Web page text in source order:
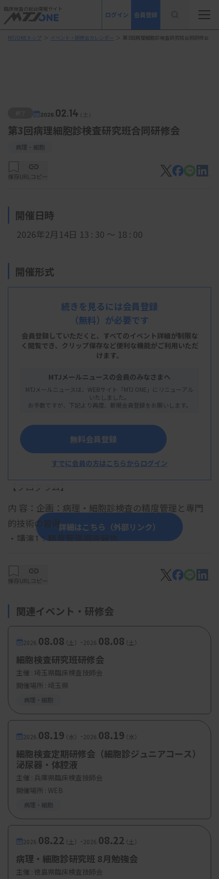
臨床検査の総合情報サイト
ログイン 会員登録
MTJONEトップ ＞ イベント・研修会カレンダー ＞ 第3回病理細胞診検査研究班合同研修会
2026. 02.14（土）
第3回病理細胞診検査研究班合同研修会
病理・細胞
保存URLコピー
開催日時
2026年2月14日 13 : 30 ～ 18 : 00
開催形式
現地開催
船橋市立医療センター D3 講義室
主 催
千葉県臨床検査技師会
概 要
【プログラム】
内 容：企画：病理・細胞診検査の精度管理と専門
的技術の習得
・講演1：精度管理調査報告
（解答・解説）
藤田裕太技師（順天堂大学医学部附属浦安
令和7年度 千臨技精度管理調査報告 細胞診検
査（解答・解説）
中千裕技師（千葉大学医学部附属病院 病理
部）
・講演2：病理検査室における化学物質と安全対策
田口晴丈技師（帝京大学ちば総合医療セン
ター 病理部）
・講演3：HER2遺伝子 FISH・DISH法の計測と判定
実技演習
3-1 HER2 ISH方法の判定説明
安達純世技師（帝京大学ちば総合医療セン
ター 病理部）
3-2 実技講習 症例5例 カウント実習・鏡検
3-3 解説・標本の鏡検
3-4 navify Digital Pathology解析アルゴリ
ズムによるHER2 DISH自動カウントの紹介
詳細はこちら（外部リンク）
続きを見るには会員登録
（無料）が必要です
会員登録していただくと、すべてのイベント詳細が制限な
く閲覧でき、 クリップ保存など便利な機能がご利用いただ
けます。
MTJメールニュースの会員のみなさまへ
MTJメールニュースは、WEBサイト「MTJ ONE」にリニューアル
いたしました。
お手数ですが、下記より再度、新規会員登録をお願いします。
無料会員登録
すでに会員の方はこちらからログイン
保存URLコピー
関連イベント・研修会
2026. 08.08（土） -2026. 08.08（土）
細胞検査研究班研修会
主催 : 埼玉県臨床検査技師会
開催場所 : 埼玉県
病理・細胞
2026. 08.19（水） -2026. 08.19（水）
細胞検査定期研修会（細胞診ジュニアコース）
泌尿器・体腔液
主催 : 兵庫県臨床検査技師会
開催場所 : WEB
病理・細胞
2026. 08.22（土） -2026. 08.22（土）
病理・細胞診研究班 8月勉強会
主催 : 徳島県臨床検査技師会